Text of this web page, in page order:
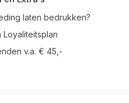
laten bedrukken?
Loyaliteitsplan
v.a. € 45,-